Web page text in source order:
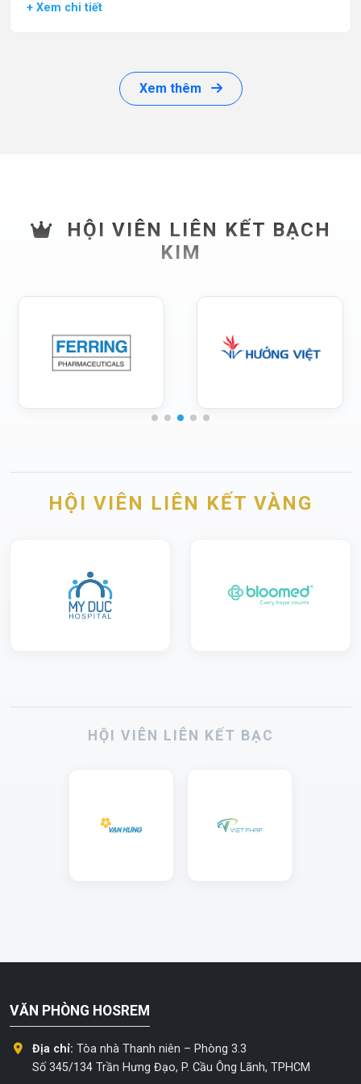
+ Xem chi tiết
Xem thêm
HỘI VIÊN LIÊN KẾT BẠCH
KIM
HỘI VIÊN LIÊN KẾT VÀNG
HỘI VIÊN LIÊN KẾT BẠC
VĂN PHÒNG HOSREM
Địa chỉ: Tòa nhà Thanh niên – Phòng 3.3
Số 345/134 Trần Hưng Đạo, P. Cầu Ông Lãnh, TPHCM